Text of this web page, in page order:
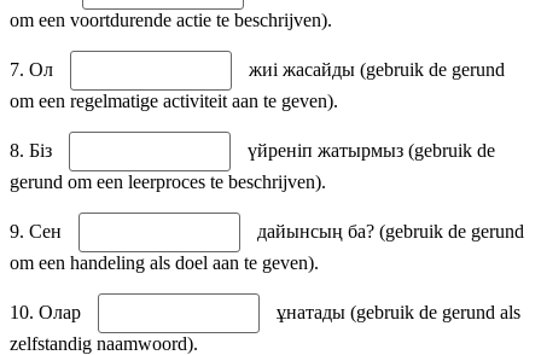
om een voortdurende actie te beschrijven).
7. Ол
жиі жасайды (gebruik de gerund
om een regelmatige activiteit aan te geven).
8. Біз
үйреніп жатырмыз (gebruik de
gerund om een leerproces te beschrijven).
9. Сен
дайынсың ба? (gebruik de gerund
om een handeling als doel aan te geven).
10. Олар
ұнатады (gebruik de gerund als
zelfstandig naamwoord).